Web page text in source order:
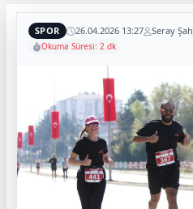
SPOR 26.04.2026 13:27 Seray
Okuma Süresi: 2 dk